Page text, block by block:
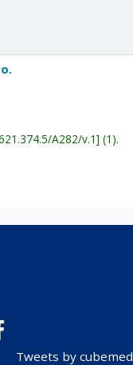
A282/v.1 (1).
Tweets by